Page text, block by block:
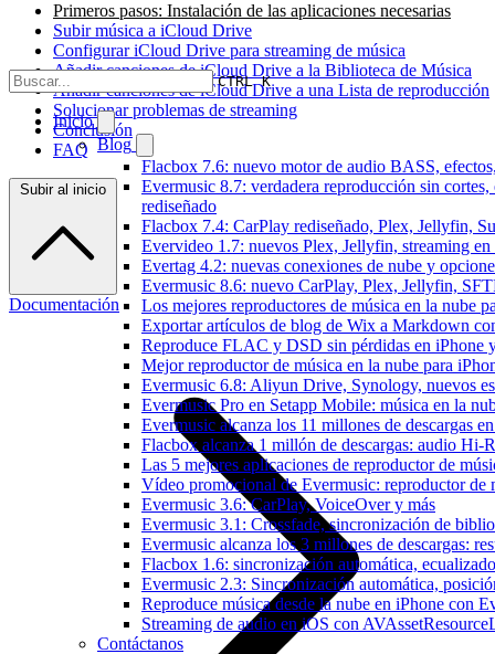
CTRL K
Inicio
Blog
Flacbox 7.6: nuevo motor de audio BASS,
Evermusic 8.7: verdadera reproducción sin
rediseñado
Flacbox 7.4: CarPlay rediseñado, Plex, Jellyfin,
Evervideo 1.7: nuevos Plex, Jellyfin, streaming
Evertag 4.2: nuevas conexiones de nube y
Evermusic 8.6: nuevo CarPlay, Plex, Jellyfin,
Los mejores reproductores de música en la nube
Exportar artículos de blog de Wix a Markdown
Reproduce FLAC y DSD sin pérdidas en iPhone
Mejor reproductor de música en la nube para
Evermusic 6.8: Aliyun Drive, Synology, nuevos
Evermusic Pro en Setapp Mobile: música en la
Evermusic alcanza los 11 millones de descargas
Flacbox alcanza 1 millón de descargas: audio Hi-
Las 5 mejores aplicaciones de reproductor de
Vídeo promocional de Evermusic: reproductor de
Evermusic 3.6: CarPlay, VoiceOver y más
Evermusic 3.1: Crossfade, sincronización de
Evermusic alcanza los 3 millones de descargas:
Flacbox 1.6: sincronización automática,
Evermusic 2.3: Sincronización automática,
Reproduce música desde la nube en iPhone con
Streaming de audio en iOS con
Contáctanos
Primeros pasos: Instalación de las aplicaciones necesarias
Subir música a iCloud Drive
Configurar iCloud Drive para streaming de música
Añadir canciones de iCloud Drive a la Biblioteca de Música
Añadir canciones de iCloud Drive a una Lista de reproducción
Solucionar problemas de streaming
Conclusión
FAQ
Subir al inicio
Documentación